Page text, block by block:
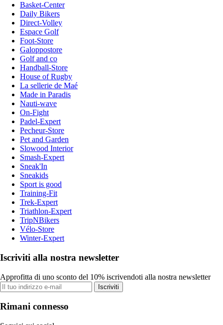
Basket-Center
Daily Bikers
Direct-Volley
Espace Golf
Foot-Store
Galoppostore
Golf and co
Handball-Store
House of Rugby
La sellerie de Maé
Made in Paradis
Nauti-wave
On-Fight
Padel-Expert
Pecheur-Store
Pet and Garden
Slowood Interior
Smash-Expert
Sneak'In
Sneakids
Sport is good
Training-Fit
Trek-Expert
Triathlon-Expert
TripNBikers
Vélo-Store
Winter-Expert
Iscriviti alla nostra newsletter
Approfitta di uno sconto del 10% iscrivendoti alla nostra newsletter
Iscriviti
Rimani connesso